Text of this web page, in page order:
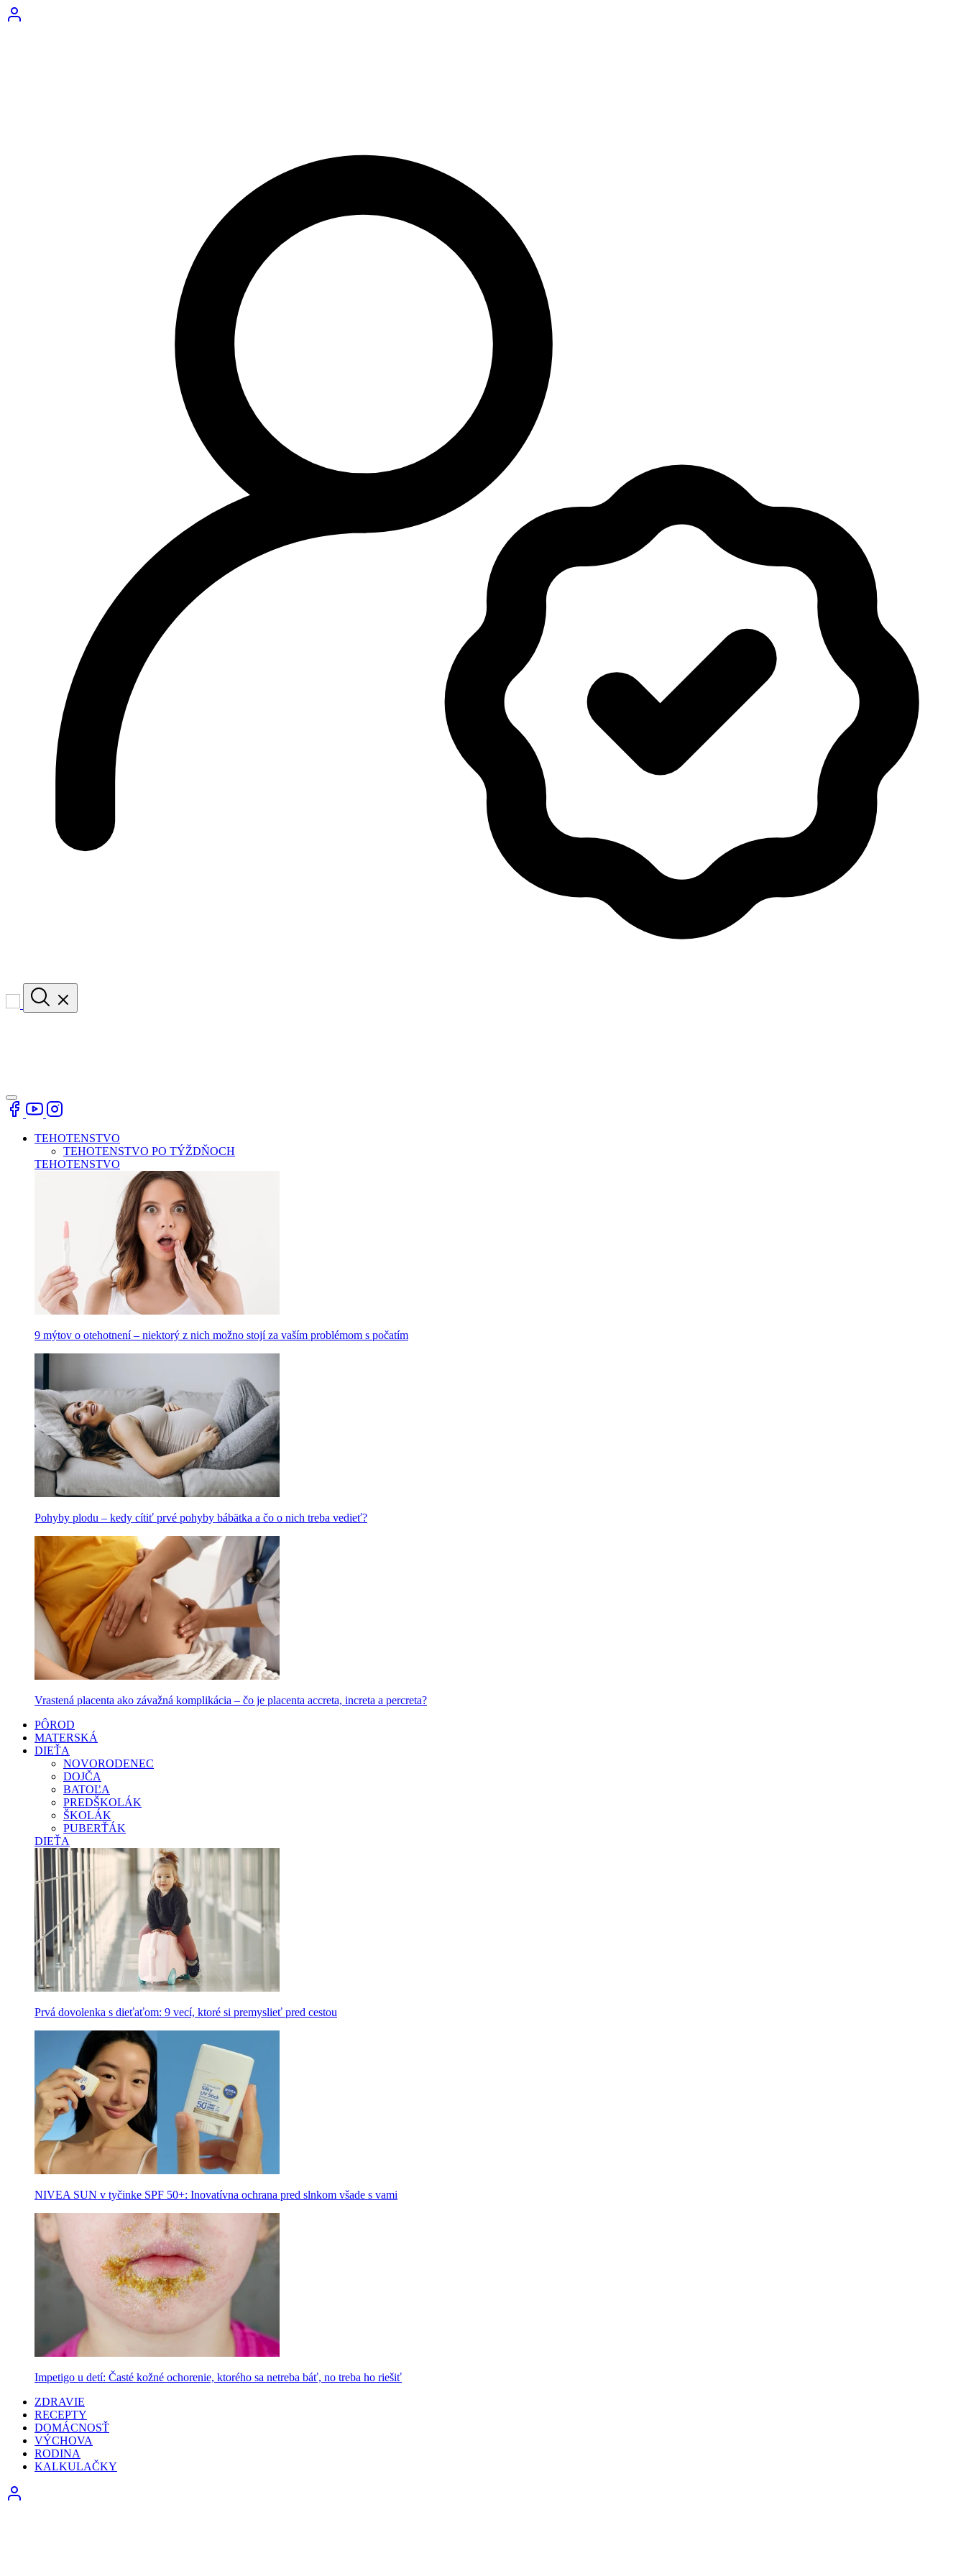
TEHOTENSTVO
TEHOTENSTVO PO TÝŽDŇOCH
TEHOTENSTVO
9 mýtov o otehotnení – niektorý z nich možno stojí za vaším problémom s počatím
Pohyby plodu – kedy cítiť prvé pohyby bábätka a čo o nich treba vedieť?
Vrastená placenta ako závažná komplikácia – čo je placenta accreta, increta a percreta?
PÔROD
MATERSKÁ
DIEŤA
NOVORODENEC
DOJČA
BATOĽA
PREDŠKOLÁK
ŠKOLÁK
PUBERŤÁK
DIEŤA
Prvá dovolenka s dieťaťom: 9 vecí, ktoré si premyslieť pred cestou
NIVEA SUN v tyčinke SPF 50+: Inovatívna ochrana pred slnkom všade s vami
Impetigo u detí: Časté kožné ochorenie, ktorého sa netreba báť, no treba ho riešiť
ZDRAVIE
RECEPTY
DOMÁCNOSŤ
VÝCHOVA
RODINA
KALKULAČKY